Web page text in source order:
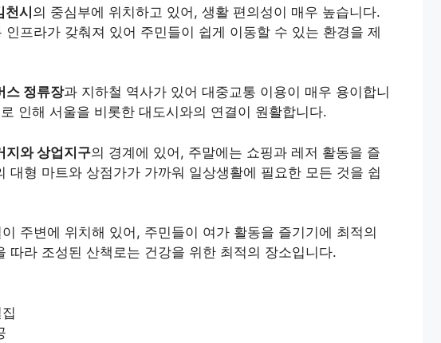
천시의 중심부에 위치하고 있어, 생활 편의성이 매우 높습니다.
인프라가 갖춰져 있어 주민들이 쉽게 이동할 수 있는 환경을 제
스 정류장과 지하철 역사가 있어 대중교통 이용이 매우 용이합니
인해 서울을 비롯한 대도시와의 연결이 원활합니다.
지와 상업지구의 경계에 있어, 주말에는 쇼핑과 레저 활동을 즐
대형 마트와 상점가가 가까워 일상생활에 필요한 모든 것을 쉽
주변에 위치해 있어, 주민들이 여가 활동을 즐기기에 최적의
따라 조성된 산책로는 건강을 위한 최적의 장소입니다.